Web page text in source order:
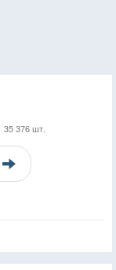
35 376 шт.